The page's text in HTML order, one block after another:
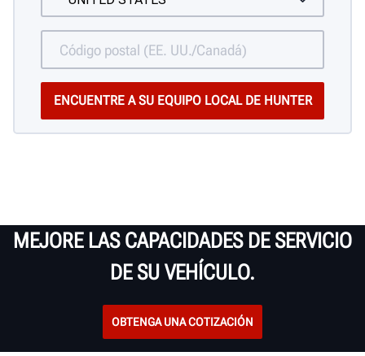
MEJORE LAS CAPACIDADES DE SERVICIO
DE SU VEHÍCULO.
OBTENGA UNA COTIZACIÓN